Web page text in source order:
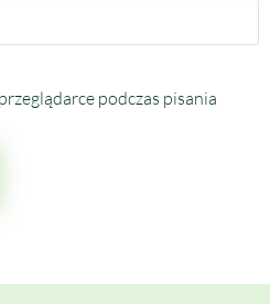
podczas pisania